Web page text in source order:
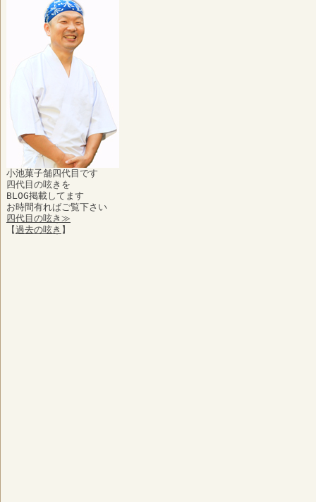
小池菓子舗四代目です
四代目の呟きを
BLOG掲載してます
お時間有ればご覧下さい
四代目の呟き≫
【過去の呟き 】